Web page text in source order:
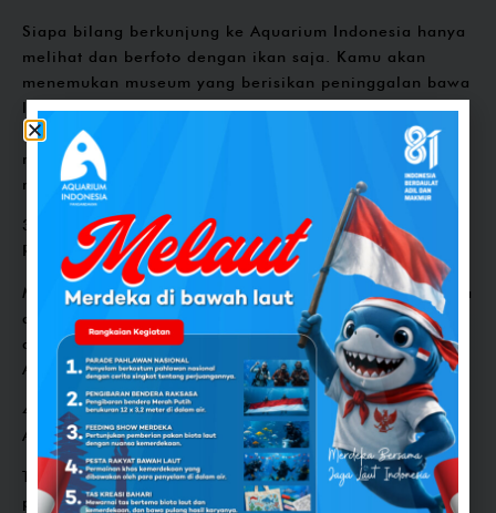
Siapa bilang berkunjung ke Aquarium Indonesia hanya
melihat dan berfoto dengan ikan saja. Kamu akan
menemukan museum yang berisikan peninggalan bawa
laut pada zaman dahulu di museum Ibu Rempah.
Penataan cahaya dan benda-benda yang estetik dapat
menjadi tempat berswafoto yang estetik buat
mengabadikan momen liburan.
3. Merasakan Sensasi Dunia Bawah Laut di VR (Virtual
Realty)
Menjadi salah satu wahana paling digemari, kamu juga
dapat merasakan sensasi dunia bawah laut yang
diwujudkan dalam ruang Virtual Reality yang ada di
Aquarium Indonesia.
4. Menyaksikan Atraksi Feeding Show di Jendela
Aquarium Terbesar se-Indonesia
Tidak lengkap rasanya kalo ga menyaksikan
pertunjukan Feeding Show, kamu bisa datang pada jam